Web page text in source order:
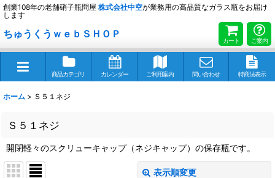
創業108年の老舗硝子瓶問屋 株式会社中空が業務用の高品質なガラス瓶をお届け
します
ちゅうくうｗｅｂＳＨＯＰ
カート ご案内
商品カテゴリ カレンダー ご利用案内 問い合わせ 特商法表示
ホーム > Ｓ５１ネジ
Ｓ５１ネジ
開閉軽々のスクリューキャップ（ネジキャップ）の保存瓶です。
表示順変更